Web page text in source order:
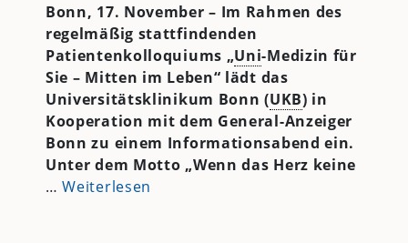
Bonn, 17. November – Im Rahmen des
regelmäßig stattfindenden
Patientenkolloquiums „Uni-Medizin für
Sie – Mitten im Leben“ lädt das
Universitätsklinikum Bonn (UKB) in
Kooperation mit dem General-Anzeiger
Bonn zu einem Informationsabend ein.
Unter dem Motto „Wenn das Herz keine
…Weiterlesen